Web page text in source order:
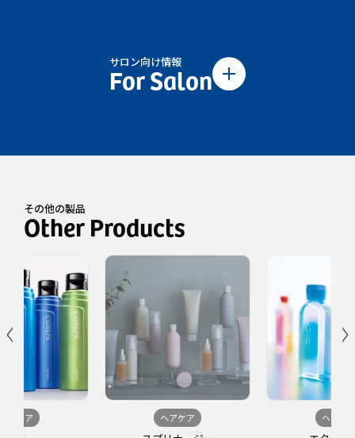
サロン向け情報
その他の製品
アケア ヘアケア ヘアケ